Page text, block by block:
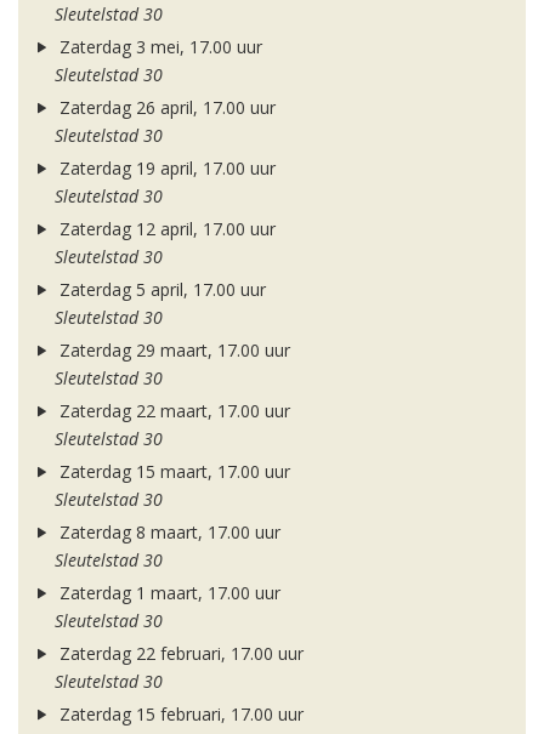
Sleutelstad 30
Zaterdag 3 mei, 17.00 uur
Sleutelstad 30
Zaterdag 26 april, 17.00 uur
Sleutelstad 30
Zaterdag 19 april, 17.00 uur
Sleutelstad 30
Zaterdag 12 april, 17.00 uur
Sleutelstad 30
Zaterdag 5 april, 17.00 uur
Sleutelstad 30
Zaterdag 29 maart, 17.00 uur
Sleutelstad 30
Zaterdag 22 maart, 17.00 uur
Sleutelstad 30
Zaterdag 15 maart, 17.00 uur
Sleutelstad 30
Zaterdag 8 maart, 17.00 uur
Sleutelstad 30
Zaterdag 1 maart, 17.00 uur
Sleutelstad 30
Zaterdag 22 februari, 17.00 uur
Sleutelstad 30
Zaterdag 15 februari, 17.00 uur